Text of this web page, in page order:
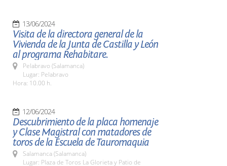
13/06/2024
Visita de la directora general de la
Vivienda de la Junta de Castilla y León
al programa Rehabitare.
Pelabravo (Salamanca)
Lugar: Pelabravo
Hora: 10.00 h.
12/06/2024
Descubrimiento de la placa homenaje
y Clase Magistral con matadores de
toros de la Escuela de Tauromaquia
Salamanca (Salamanca)
Lugar: Plaza de Toros La Glorieta y Patio de